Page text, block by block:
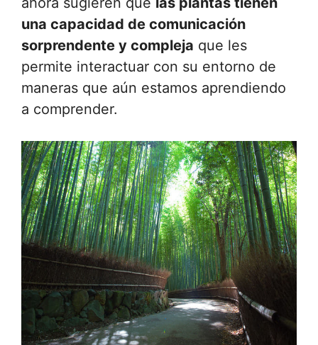
una capacidad de comunicación
sorprendente y compleja que les
permite interactuar con su entorno de
maneras que aún estamos aprendiendo
a comprender.